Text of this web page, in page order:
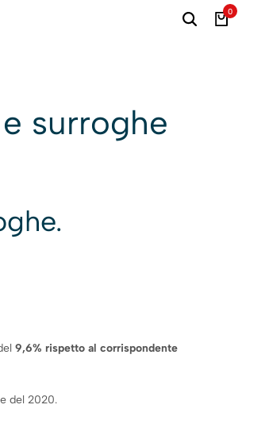
0
surroghe
9,6% rispetto al corrispondente
del 2020.